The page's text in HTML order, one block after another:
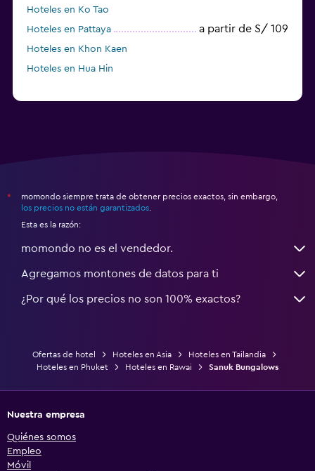
Hoteles en Ko Tao
Hoteles en Pattaya
a partir de S/ 109
Hoteles en Khon Kaen
Hoteles en Hua Hin
*
momondo siempre trata de obtener precios exactos, sin embargo,
los precios no están garantizados
Esta es la razón:
momondo no es el vendedor.
Agregamos montones de datos para ti
¿Por qué los precios no son 100% exactos?
Ofertas de hotel Hoteles en Asia
Hoteles en Tailandia
Hoteles en Phuket
Hoteles en Rawai Sanuk Bungalows
Nuestra empresa
Quiénes somos
Empleo
Móvil